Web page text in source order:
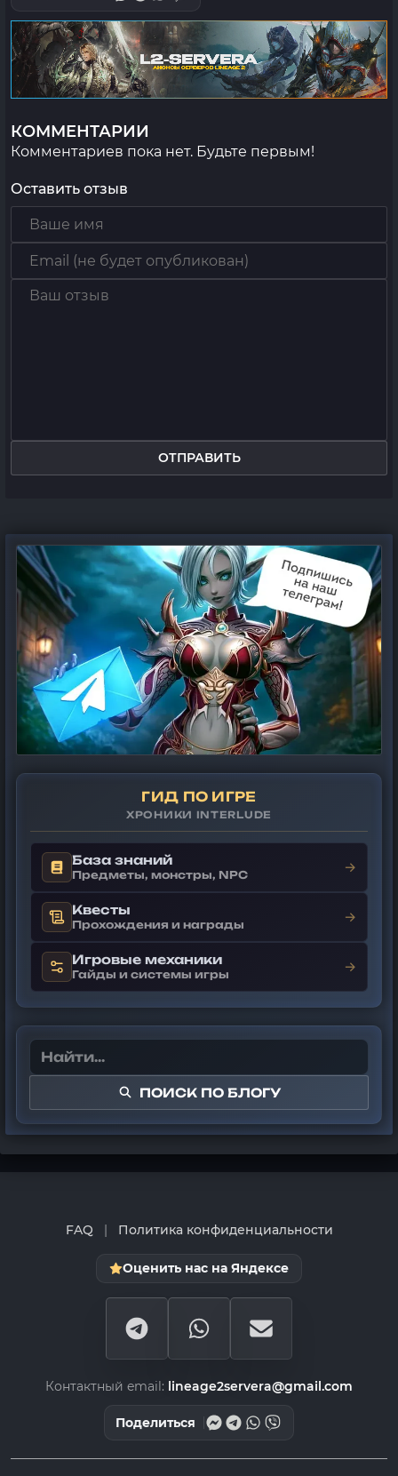
КОММЕНТАРИИ
Комментариев пока нет. Будьте первым!
Оставить отзыв
ОТПРАВИТЬ
ГИД ПО ИГРЕ
ХРОНИКИ INTERLUDE
База знаний
Предметы, монстры, NPC →
Квесты
Прохождения и награды →
Игровые механики
Гайды и системы игры →
ПОИСК ПО БЛОГУ
FAQ | Политика конфиденциальности
Оценить нас на Яндексе
Контактный email: lineage2servera@gmail.com
Поделиться